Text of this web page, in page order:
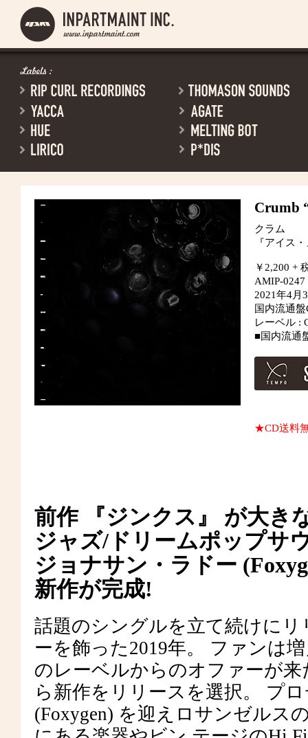
Crumb
クラム
『アイス
￥2,200 +
AMIP-0247
2021年4月
国内流通盤
レーベル :
■国内流通
★CD送料
前作 『ジンクス』 が大き
ジャズ/ドリームポップサ
ジョナサン・ラドー
新作が完成!
話題のシングルを立て続けに
ーを飾った2019年。 ファンは
のレーベルからのオファーが
ら新作をリリースを選択。 プ
(Foxygen) を迎えロサンゼルス